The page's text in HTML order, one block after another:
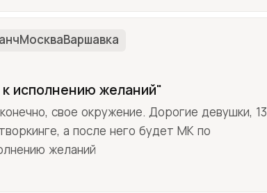
исполнению желаний"
свое окружение. Дорогие девушки, 13
а после него будет МК по
желаний